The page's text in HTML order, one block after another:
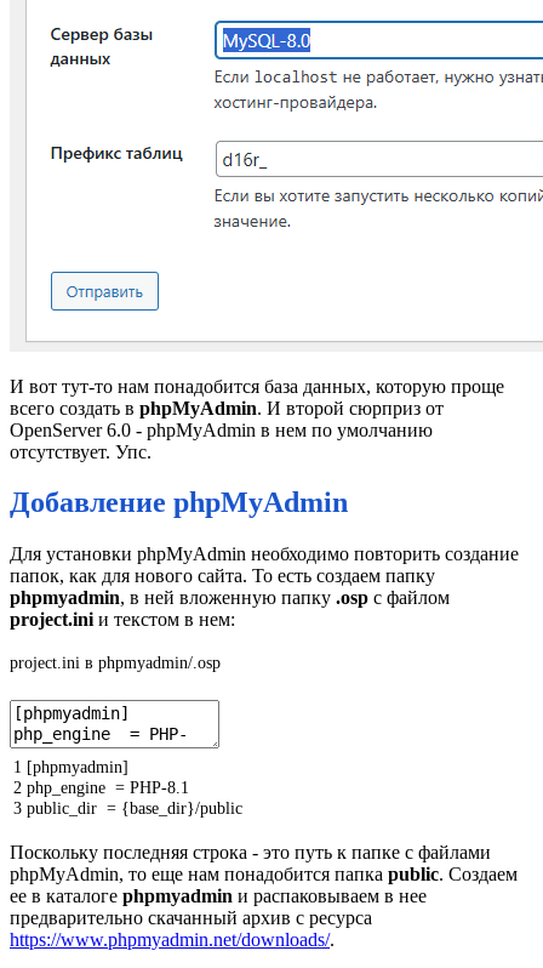
И вот тут-то нам понадобится база данных, которую проще
всего создать в phpMyAdmin. И второй сюрприз от
OpenServer 6.0 - phpMyAdmin в нем по умолчанию
отсутствует. Упс.
Добавление phpMyAdmin
Для установки phpMyAdmin необходимо повторить создание
папок, как для нового сайта. То есть создаем папку
phpmyadmin, в ней вложенную папку .osp с файлом
project.ini и текстом в нем:
project.ini в phpmyadmin/.osp
1
2
3
[phpmyadmin]
php_engine = PHP-8.1
public_dir = {base_dir}/public
Поскольку последняя строка - это путь к папке с файлами
phpMyAdmin, то еще нам понадобится папка public. Создаем
ее в каталоге phpmyadmin и распаковываем в нее
предварительно скачанный архив с ресурса
https://www.phpmyadmin.net/downloads/.